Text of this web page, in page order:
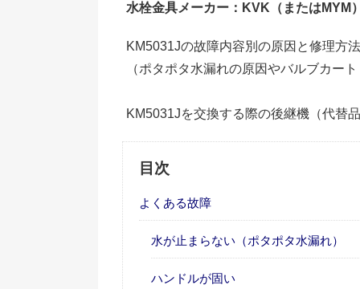
水栓金具メーカー：KVK（またはMYM
KM5031Jの故障内容別の原因と修理方
（ポタポタ水漏れの原因やバルブカー
KM5031Jを交換する際の後継機（代替
目次
よくある故障
水が止まらない（ポタポタ水漏れ）
ハンドルが固い